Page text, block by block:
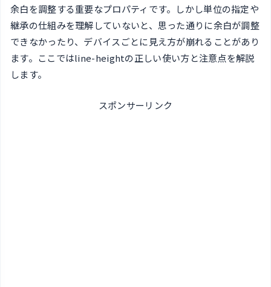
余白を調整する重要なプロパティです。しかし単位の指定や
継承の仕組みを理解していないと、思った通りに余白が調整
できなかったり、デバイスごとに見え方が崩れることがあり
ます。ここではline-heightの正しい使い方と注意点を解説
します。
スポンサーリンク